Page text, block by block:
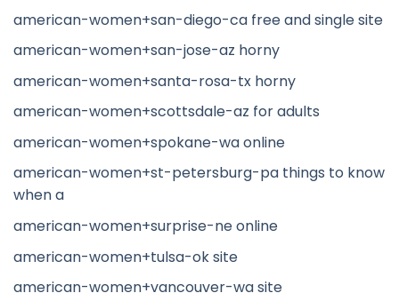
american-women+san-diego-ca free and single site
american-women+san-jose-az horny
american-women+santa-rosa-tx horny
american-women+scottsdale-az for adults
american-women+spokane-wa online
american-women+st-petersburg-pa things to know
when a
american-women+surprise-ne online
american-women+tulsa-ok site
american-women+vancouver-wa site